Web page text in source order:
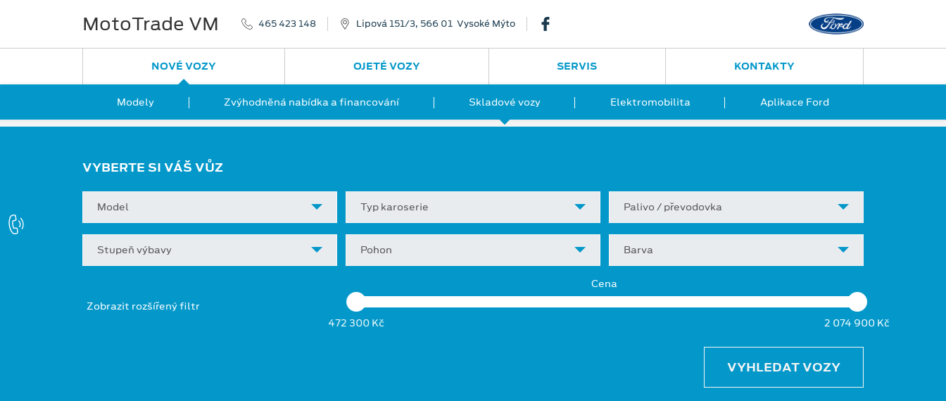
MotoTrade VM 465 423 148 Lipová 151/3, 566 01 Vysoké Mýto
NOVÉ VOZY
Modely Zvýhodněná nabídka a financování Skladové vozy Elektromobilita Aplikace Ford
OJETÉ VOZY SERVIS KONTAKTY
VYBERTE SI VÁŠ VŮZ
Model Typ karoserie Palivo / převodovka
Stupeň výbavy Pohon Barva
Zobrazit rozšířený filtr
Cena
472 300 Kč 2 074 900 Kč
VYHLEDAT VOZY